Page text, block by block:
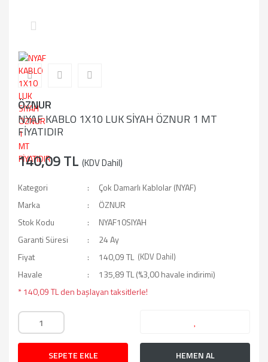
ÖZNUR
NYAF KABLO 1X10 LUK SİYAH ÖZNUR 1 MT
FİYATIDIR
140,09 TL (KDV Dahil)
Kategori
Çok Damarlı Kablolar (NYAF)
Marka
ÖZNUR
Stok Kodu
NYAF10SIYAH
Garanti Süresi
24 Ay
Fiyat
140,09 TL (KDV Dahil)
Havale
135,89 TL (%3,00 havale indirimi)
* 140,09 TL den başlayan taksitlerle!
SEPETE EKLE HEMEN AL